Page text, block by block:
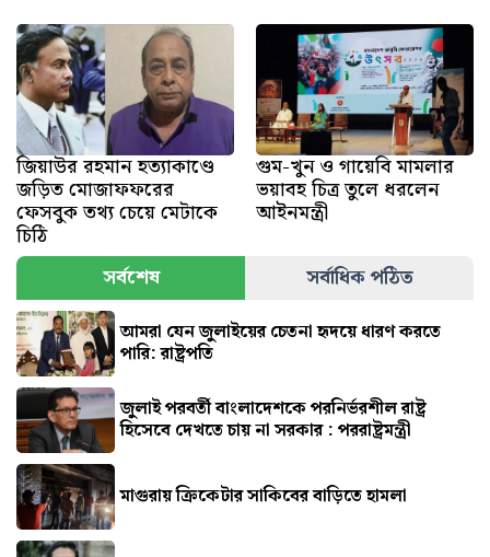
জিয়াউর রহমান হত্যাকাণ্ডে
জড়িত মোজাফফরের
ফেসবুক তথ্য চেয়ে মেটাকে
চিঠি
গুম-খুন ও গায়েবি মামলার
ভয়াবহ চিত্র তুলে ধরলেন
আইনমন্ত্রী
সর্বশেষ সর্বাধিক পঠিত
আমরা যেন জুলাইয়ের চেতনা হৃদয়ে ধারণ করতে
পারি: রাষ্ট্রপতি
জুলাই পরবর্তী বাংলাদেশকে পরনির্ভরশীল রাষ্ট্র
হিসেবে দেখতে চায় না সরকার : পররাষ্ট্রমন্ত্রী
মাগুরায় ক্রিকেটার সাকিবের বাড়িতে হামলা